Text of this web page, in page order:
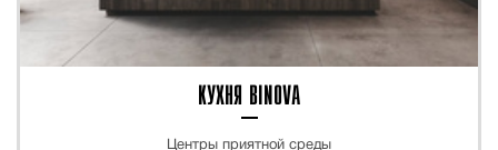
КУХНЯ BINOVA
Центры приятной среды